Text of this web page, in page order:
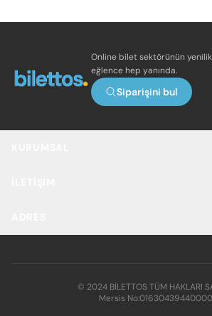
Online bilet sektörünün
eğlence hep yanında.
Siparişini bul
© 2024 BİLETTOS TÜM HAKLARI
Mersis No: